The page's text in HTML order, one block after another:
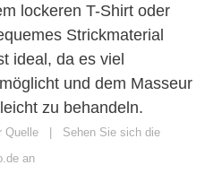
lockeren T-Shirt oder
Strickmaterial
ideal, da es viel
und dem Masseur
zu behandeln.
Quelle | Sehen Sie sich die
an